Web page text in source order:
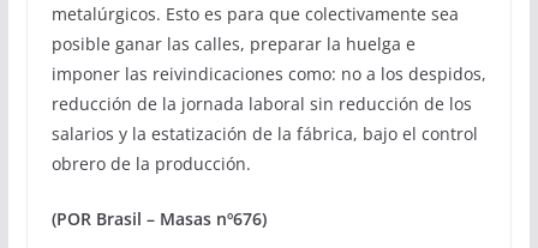
metalúrgicos. Esto es para que colectivamente sea
posible ganar las calles, preparar la huelga e
imponer las reivindicaciones como: no a los despidos,
reducción de la jornada laboral sin reducción de los
salarios y la estatización de la fábrica, bajo el control
obrero de la producción.
(POR Brasil – Masas nº676)